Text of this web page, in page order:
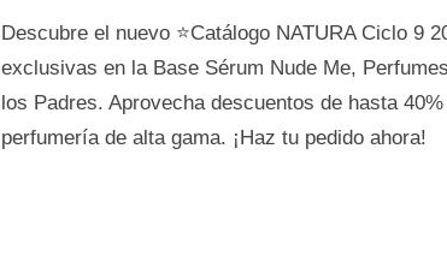
Descubre el nuevo ⭐Catálogo NATURA Ciclo 9
exclusivas en la Base Sérum Nude Me,
los Padres. Aprovecha descuentos de hasta
perfumería de alta gama. ¡Haz tu pedido ahora!